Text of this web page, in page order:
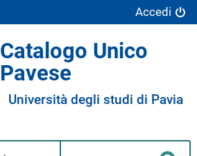
Accedi
Catalogo Unico
Pavese
Università degli studi di Pavia